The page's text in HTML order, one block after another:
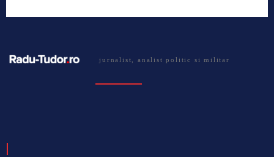
jurnalist, analist politic si militar